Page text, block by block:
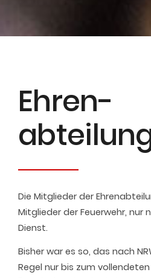
Ehren­
Die Mitglieder der
Mitglieder der Feuerwehr, nur
Dienst.
Bisher war es so, das nach
Regel nur bis zum